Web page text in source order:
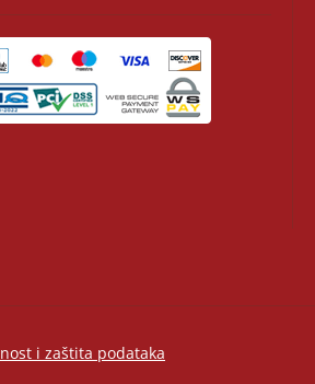
i zaštita podataka